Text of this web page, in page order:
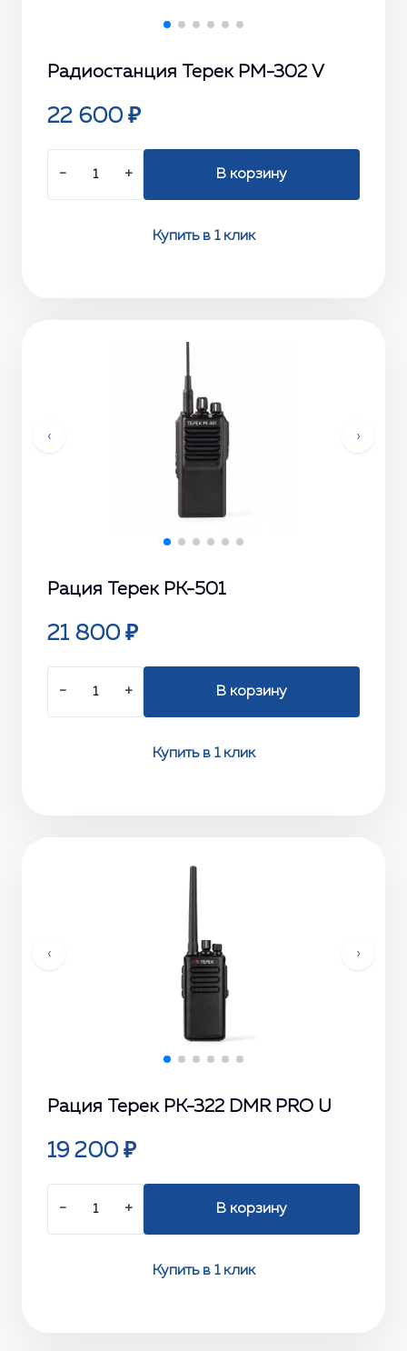
Радиостанция Терек РМ-302 V
22 600 ₽
− + В корзину
Купить в 1 клик
‹ ›
Рация Терек РК-501
21 800 ₽
− + В корзину
Купить в 1 клик
‹ ›
Рация Терек РК-322 DMR PRO U
19 200 ₽
− + В корзину
Купить в 1 клик